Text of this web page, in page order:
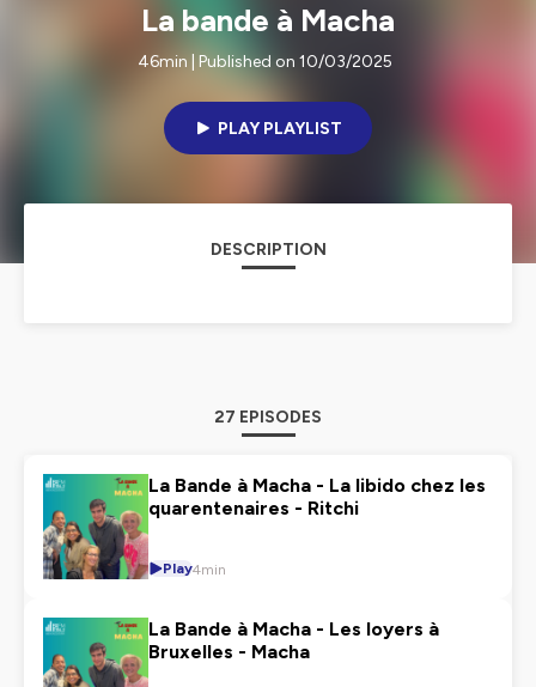
La bande à Macha
46min | Published on 10/03/2025
PLAY PLAYLIST
DESCRIPTION
27 EPISODES
La Bande à Macha - La libido chez les
quarentenaires - Ritchi
Play4min
La Bande à Macha - Les loyers à
Bruxelles - Macha